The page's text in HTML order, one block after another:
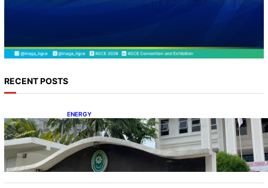
RECENT POSTS
ENERGY
Koalisi Bersihkan Indonesia Ajukan Banding
atas Putusan Gugatan RUPTL